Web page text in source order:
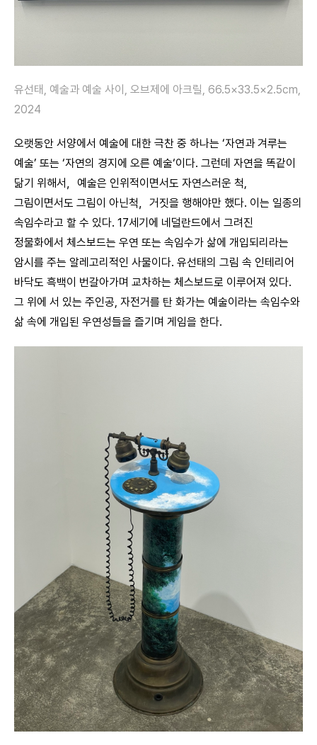
유선태, 예술과 예술 사이, 오브제에 아크릴, 66.5×33.5×2.5cm,
2024
오랫동안 서양에서 예술에 대한 극찬 중 하나는 ‘자연과 겨루는
예술’ 또는 ‘자연의 경지에 오른 예술‘이다. 그런데 자연을 똑같이
닮기 위해서，예술은 인위적이면서도 자연스러운 척,
그림이면서도 그림이 아닌척，거짓을 행해야만 했다. 이는 일종의
속임수라고 할 수 있다. 17세기에 네덜란드에서 그려진
정물화에서 체스보드는 우연 또는 속임수가 삶에 개입되리라는
암시를 주는 알레고리적인 사물이다. 유선태의 그림 속 인테리어
바닥도 흑백이 번갈아가며 교차하는 체스보드로 이루어져 있다.
그 위에 서 있는 주인공, 자전거를 탄 화가는 예술이라는 속임수와
삶 속에 개입된 우연성들을 즐기며 게임을 한다.